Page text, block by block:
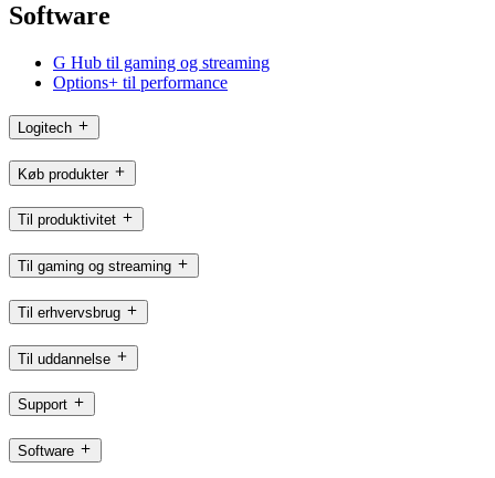
Software
G Hub til gaming og streaming
Options+ til performance
Logitech
Køb produkter
Til produktivitet
Til gaming og streaming
Til erhvervsbrug
Til uddannelse
Support
Software